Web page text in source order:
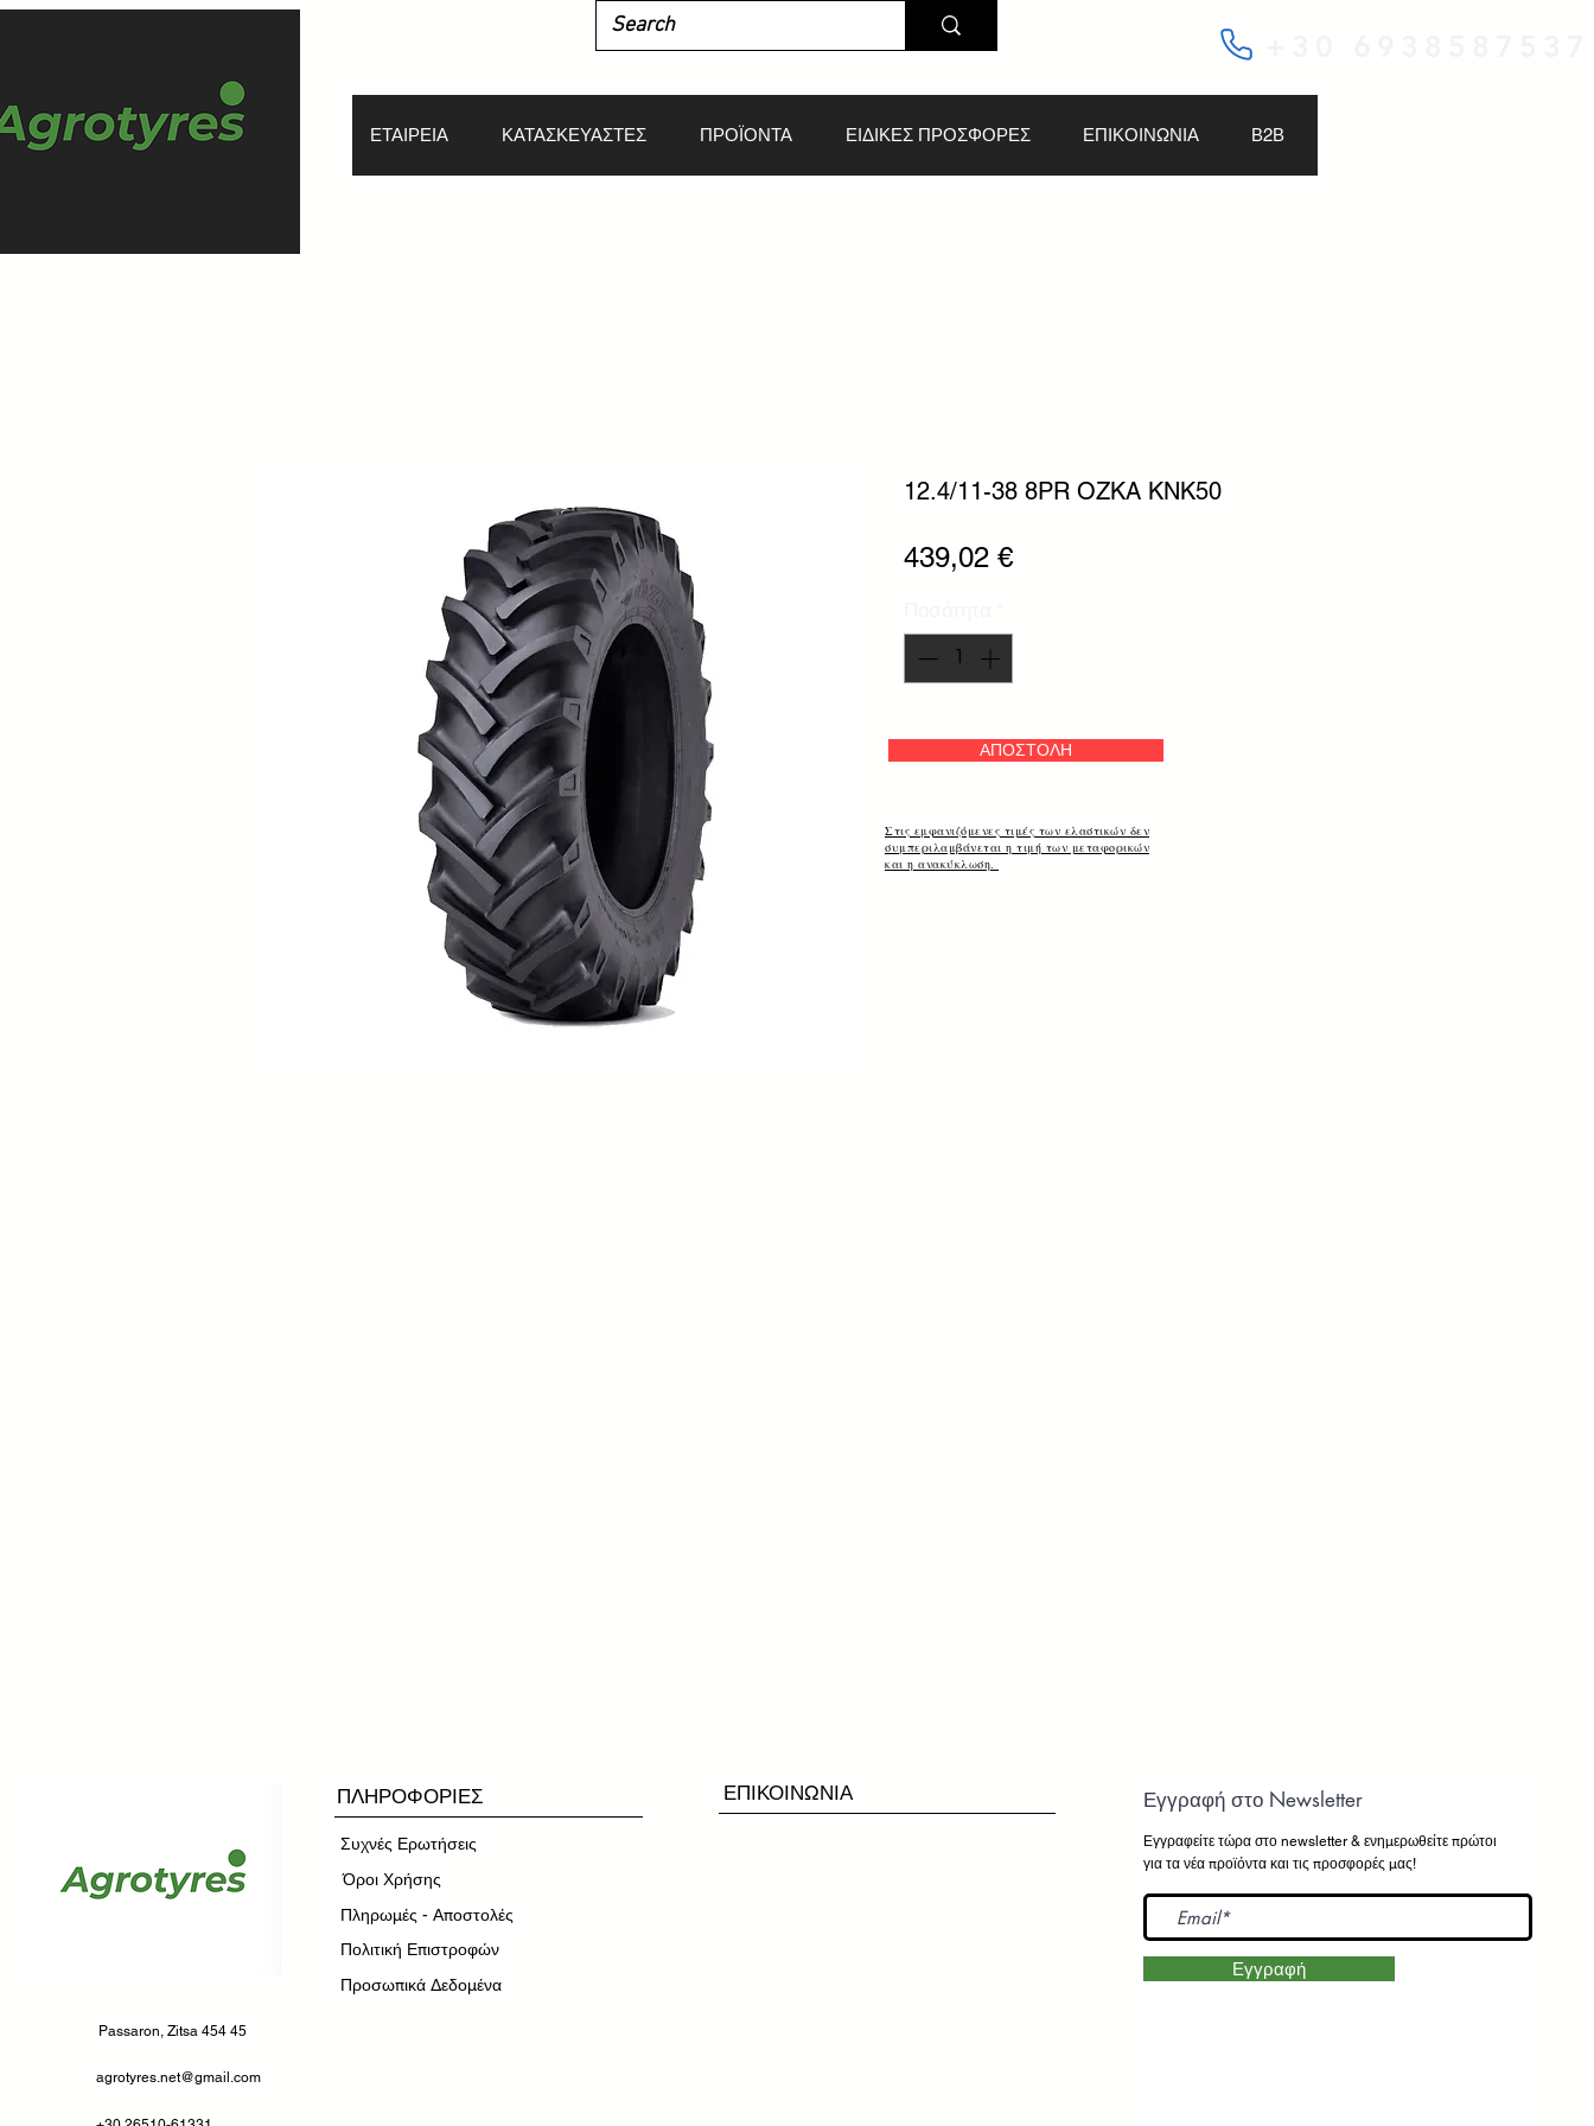
ΕΤΑΙΡΕΙΑ ΚΑΤΑΣΚΕΥΑΣΤΕΣ ΠΡΟΪΟΝΤΑ ΕΙΔΙΚΕΣ ΠΡΟΣΦΟΡΕΣ ΕΠΙΚΟΙΝΩΝΙΑ Β2Β
12.4/11-38 8PR OZKA KNK50
439,02 €Τιμή
ΑΠΟΣΤΟΛΗ
Στις εμφανιζόμενες τιμές των ελαστικών δεν
συμπεριλαμβάνεται η τιμή των μεταφορικών
και η ανακύκλωση.
ΠΛΗΡΟΦΟΡΙΕΣ
Συχνές Ερωτήσεις
​Όροι Χρήσης
Πληρωμές - Αποστολές
Πολιτική Επιστροφών
Προσωπικά Δεδομένα
Passaron, Zitsa 454 45
agrotyres.net@gmail.com
ΕΠΙΚΟΙΝΩΝΙΑ Εγγραφή στο Newsletter
Εγγραφείτε τώρα στο newsletter & ενημερωθείτε πρώτοι
για τα νέα προϊόντα και τις προσφορές μας!
Εγγραφή